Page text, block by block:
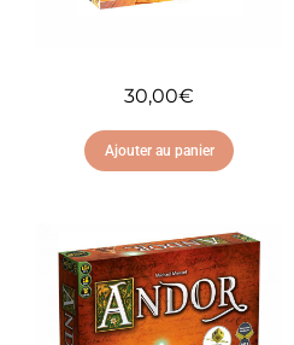
30,00€
Ajouter au panier
Ajouter à ma liste
d'envies